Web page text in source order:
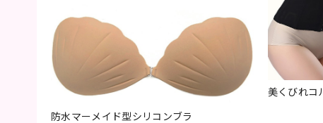
防水マーメイド型シリコンブラ
美くびれコ